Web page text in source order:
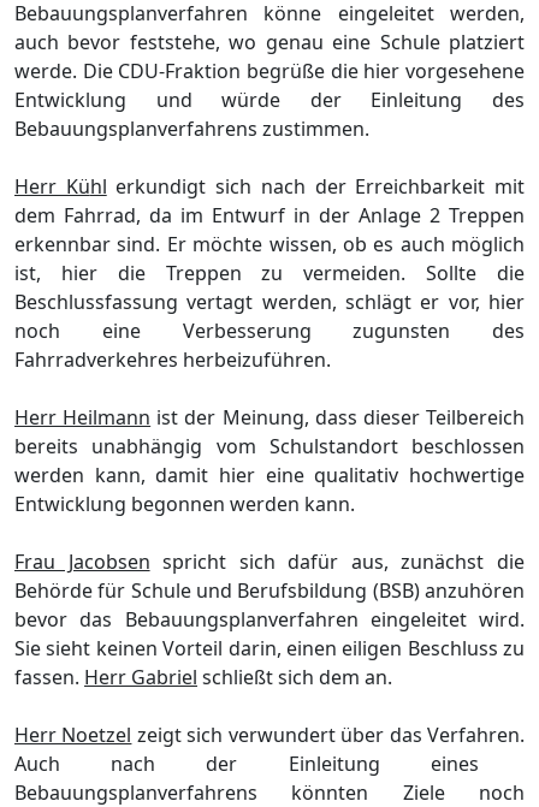
Bebauungsplanverfahren könne eingeleitet werden,
auch bevor feststehe, wo genau eine Schule platziert
werde. Die CDU-Fraktion begrüße die hier vorgesehene
Entwicklung und würde der Einleitung des
Bebauungsplanverfahrens zustimmen.
Herr Kühl erkundigt sich nach der Erreichbarkeit mit
dem Fahrrad, da im Entwurf in der Anlage 2 Treppen
erkennbar sind. Er möchte wissen, ob es auch möglich
ist, hier die Treppen zu vermeiden. Sollte die
Beschlussfassung vertagt werden, schlägt er vor, hier
noch eine Verbesserung zugunsten des
Fahrradverkehres herbeizuführen.
Herr Heilmann ist der Meinung, dass dieser Teilbereich
bereits unabhängig vom Schulstandort beschlossen
werden kann, damit hier eine qualitativ hochwertige
Entwicklung begonnen werden kann.
Frau Jacobsen spricht sich dafür aus, zunächst die
Behörde für Schule und Berufsbildung (BSB) anzuhören
bevor das Bebauungsplanverfahren eingeleitet wird.
Sie sieht keinenVorteil darin, einen eiligen Beschluss zu
fassen. Herr Gabriel schließt sich dem an.
Herr Noetzel zeigt sich verwundert über das Verfahren.
Auch nach der Einleitung eines
Bebauungsplanverfahrens könnten Ziele noch